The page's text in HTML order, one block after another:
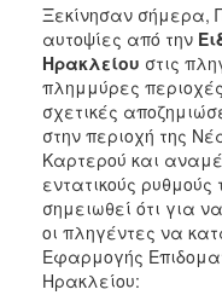
Ξεκίνησαν σήμερα,
αυτοψίες από την
Ηρακλείου στις
πλημμύρες
σχετικές
στην περιοχή της
Καρτερού και
εντατικούς
σημειωθεί ότι για
οι πληγέντες να
Εφαρμογής
Ηρακλείου: